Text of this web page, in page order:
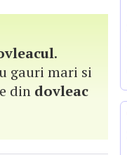
.
gauri mari si
din dovleac